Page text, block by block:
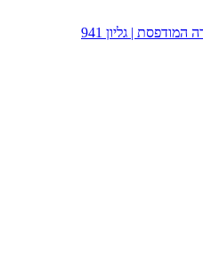
| גליון 941